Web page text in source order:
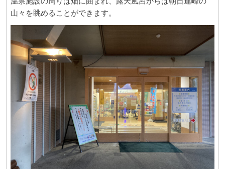
山々を眺めることができます。